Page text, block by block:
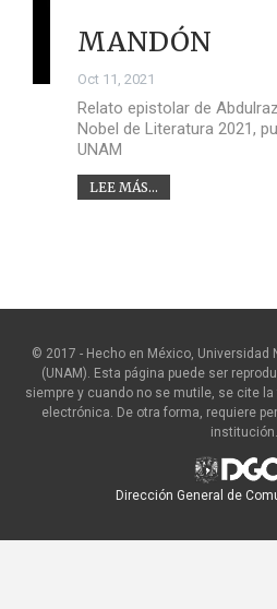
MANDÓN
Oct 11, 2021
Relato epistolar de
Nobel de Literatura 2021,
UNAM
LEE MÁS...
© 2017 - Hecho en México, Universidad
(UNAM). Esta página puede ser
siempre y cuando no se mutile, se cite
electrónica. De otra forma, requiere
institución.
Dirección General de